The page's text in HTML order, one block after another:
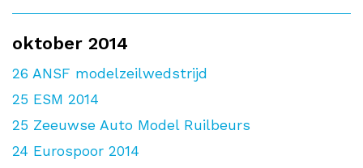
oktober 2014
26 ANSF modelzeilwedstrijd
25 ESM 2014
25 Zeeuwse Auto Model Ruilbeurs
24 Eurospoor 2014